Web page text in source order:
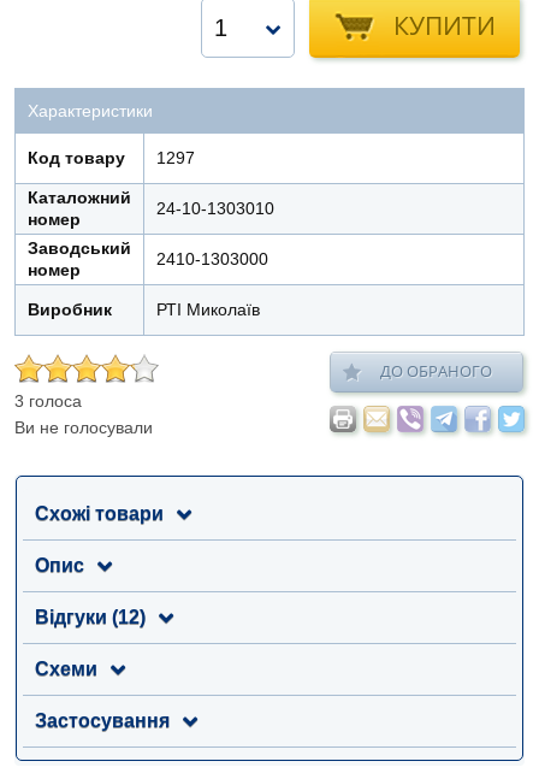
КУПИТИ
1
Характеристики
Код товару 1297
Каталожний
номер
24-10-1303010
Заводський
номер
2410-1303000
Виробник РТІ Миколаїв
3 голоса
Ви не голосували
ДО ОБРАНОГО
Схожі товари
Опис
Відгуки (12)
Схеми
Застосування